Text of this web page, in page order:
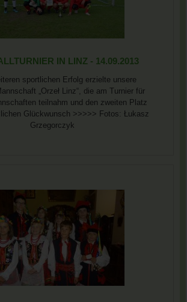
IN LINZ - 14.09.2013
sportlichen Erfolg erzielte unsere
„Orzeł Linz“, die am Turnier für
teilnahm und den zweiten Platz
Glückwunsch >>>>> Fotos: Łukasz
Grzegorczyk